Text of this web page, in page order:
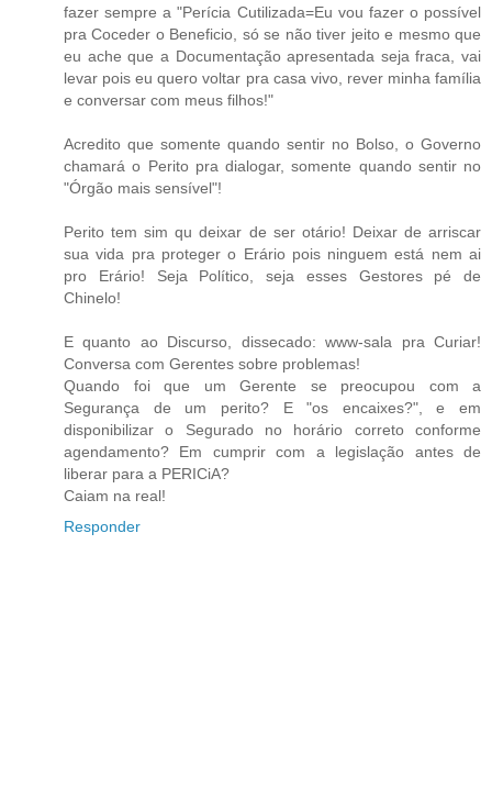
fazer sempre a "Perícia Cutilizada=Eu vou fazer o possível
pra Coceder o Beneficio, só se não tiver jeito e mesmo que
eu ache que a Documentação apresentada seja fraca, vai
levar pois eu quero voltar pra casa vivo, rever minha família
e conversar com meus filhos!"
Acredito que somente quando sentir no Bolso, o Governo
chamará o Perito pra dialogar, somente quando sentir no
"Órgão mais sensível"!
Perito tem sim qu deixar de ser otário! Deixar de arriscar
sua vida pra proteger o Erário pois ninguem está nem ai
pro Erário! Seja Político, seja esses Gestores pé de
Chinelo!
E quanto ao Discurso, dissecado: www-sala pra Curiar!
Conversa com Gerentes sobre problemas!
Quando foi que um Gerente se preocupou com a
Segurança de um perito? E "os encaixes?", e em
disponibilizar o Segurado no horário correto conforme
agendamento? Em cumprir com a legislação antes de
liberar para a PERICiA?
Caiam na real!
Responder